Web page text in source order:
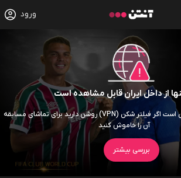
ورود
از داخل ایران قابل مشاهده است
آی پی شما خارج از ایران است اگر فیلتر شکن (VPN) روشن دارید برای تماشای مسابقه
آن را خاموش کنید
بررسی بیشتر